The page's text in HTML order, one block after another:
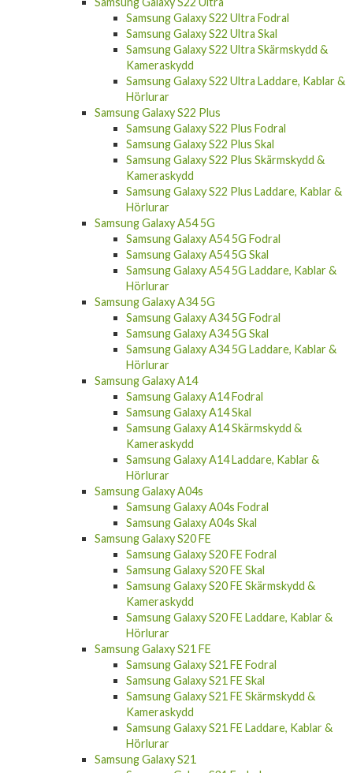
Samsung Galaxy S22 Ultra Fodral
Samsung Galaxy S22 Ultra Skal
Samsung Galaxy S22 Ultra Skärmskydd &
Kameraskydd
Samsung Galaxy S22 Ultra Laddare, Kablar &
Hörlurar
Samsung Galaxy S22 Plus
Samsung Galaxy S22 Plus Fodral
Samsung Galaxy S22 Plus Skal
Samsung Galaxy S22 Plus Skärmskydd &
Kameraskydd
Samsung Galaxy S22 Plus Laddare, Kablar &
Hörlurar
Samsung Galaxy A54 5G
Samsung Galaxy A54 5G Fodral
Samsung Galaxy A54 5G Skal
Samsung Galaxy A54 5G Laddare, Kablar &
Hörlurar
Samsung Galaxy A34 5G
Samsung Galaxy A34 5G Fodral
Samsung Galaxy A34 5G Skal
Samsung Galaxy A34 5G Laddare, Kablar &
Hörlurar
Samsung Galaxy A14
Samsung Galaxy A14 Fodral
Samsung Galaxy A14 Skal
Samsung Galaxy A14 Skärmskydd &
Kameraskydd
Samsung Galaxy A14 Laddare, Kablar &
Hörlurar
Samsung Galaxy A04s
Samsung Galaxy A04s Fodral
Samsung Galaxy A04s Skal
Samsung Galaxy S20 FE
Samsung Galaxy S20 FE Fodral
Samsung Galaxy S20 FE Skal
Samsung Galaxy S20 FE Skärmskydd &
Kameraskydd
Samsung Galaxy S20 FE Laddare, Kablar &
Hörlurar
Samsung Galaxy S21 FE
Samsung Galaxy S21 FE Fodral
Samsung Galaxy S21 FE Skal
Samsung Galaxy S21 FE Skärmskydd &
Kameraskydd
Samsung Galaxy S21 FE Laddare, Kablar &
Hörlurar
Samsung Galaxy S21